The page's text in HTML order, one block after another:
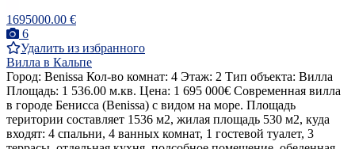
1695000.00 €
6
Удалить из избранного
Вилла в Кальпе
Город: Benissa Кол-во комнат: 4 Этаж: 2 Тип объекта: Вилла
Площадь: 1 536.00 м.кв. Цена: 1 695 000€ Современная вилла
в городе Бенисса (Benissa) с видом на море. Площадь
територии составляет 1536 м2, жилая площадь 530 м2, куда
входят: 4 спальни, 4 ванных комнат, 1 гостевой туалет, 3